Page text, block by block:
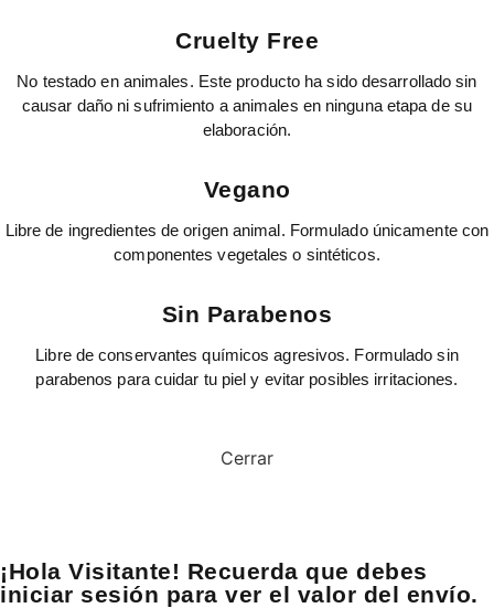
Cruelty Free
No testado en animales. Este producto ha sido desarrollado sin
causar daño ni sufrimiento a animales en ninguna etapa de su
elaboración.
Vegano
Libre de ingredientes de origen animal. Formulado únicamente con
componentes vegetales o sintéticos.
Sin Parabenos
Libre de conservantes químicos agresivos. Formulado sin
parabenos para cuidar tu piel y evitar posibles irritaciones.
Cerrar
¡Hola Visitante! Recuerda que debes
iniciar sesión para ver el valor del envío.